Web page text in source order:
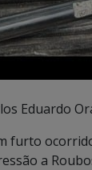
Eduardo
furto
a